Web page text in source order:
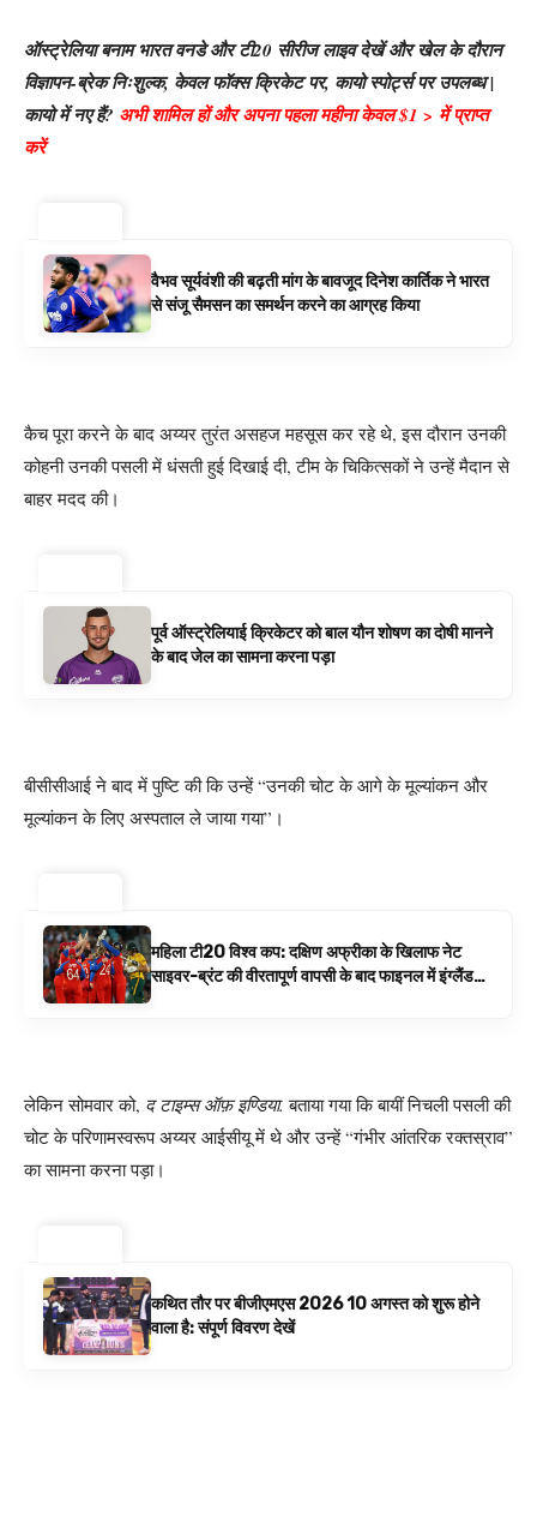
ऑस्ट्रेलिया बनाम भारत वनडे और टी20 सीरीज लाइव देखें और खेल के दौरान
विज्ञापन-ब्रेक निःशुल्क, केवल फॉक्स क्रिकेट पर, कायो स्पोर्ट्स पर उपलब्ध |
कायो में नए हैं? अभी शामिल हों और अपना पहला महीना केवल $1 > में प्राप्त
करें
वैभव सूर्यवंशी की बढ़ती मांग के बावजूद दिनेश कार्तिक ने भारत
से संजू सैमसन का समर्थन करने का आग्रह किया
कैच पूरा करने के बाद अय्यर तुरंत असहज महसूस कर रहे थे, इस दौरान उनकी
कोहनी उनकी पसली में धंसती हुई दिखाई दी, टीम के चिकित्सकों ने उन्हें मैदान से
बाहर मदद की।
पूर्व ऑस्ट्रेलियाई क्रिकेटर को बाल यौन शोषण का दोषी मानने
के बाद जेल का सामना करना पड़ा
बीसीसीआई ने बाद में पुष्टि की कि उन्हें “उनकी चोट के आगे के मूल्यांकन और
मूल्यांकन के लिए अस्पताल ले जाया गया”।
महिला टी20 विश्व कप: दक्षिण अफ्रीका के खिलाफ नेट
साइवर-ब्रंट की वीरतापूर्ण वापसी के बाद फाइनल में इंग्लैंड
लेकिन सोमवार को, द टाइम्स ऑफ़ इण्डिया. बताया गया कि बायीं निचली पसली की
चोट के परिणामस्वरूप अय्यर आईसीयू में थे और उन्हें “गंभीर आंतरिक रक्तस्राव”
का सामना करना पड़ा।
कथित तौर पर बीजीएमएस 2026 10 अगस्त को शुरू होने
वाला है: संपूर्ण विवरण देखें